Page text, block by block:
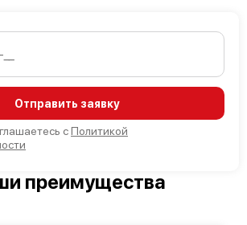
Отправить заявку
сПолитикой
преимущества